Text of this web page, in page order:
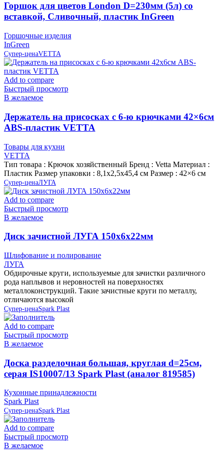
Горшок для цветов London D=230мм (5л) со
вставкой, Сливочный, пластик InGreen
Горшочные изделия
InGreen
Супер-ценаVETTA
Add to compare
Быстрый просмотр
В желаемое
Держатель на присосках с 6-ю крючками 42×6см
ABS-пластик VETTA
Товары для кухни
VETTA
Тип товара : Крючок хозяйственный Бренд : Vetta Материал :
Пластик Размер упаковки : 8,1х2,5х45,4 см Размер : 42×6 см
Супер-ценаЛУГА
Add to compare
Быстрый просмотр
В желаемое
Диск зачистной ЛУГА 150х6х22мм
Шлифование и полирование
ЛУГА
Обдирочные круги, используемые для зачистки различного
рода наплывов и неровностей на поверхностях
металлоконструкций. Такие зачистные круги по металлу,
отличаются высокой
Супер-ценаSpark Plast
Add to compare
Быстрый просмотр
В желаемое
Доска разделочная большая, круглая d=25см,
серая IS10007/13 Spark Plast (аналог 819585)
Кухонные принадлежности
Spark Plast
Супер-ценаSpark Plast
Add to compare
Быстрый просмотр
В желаемое